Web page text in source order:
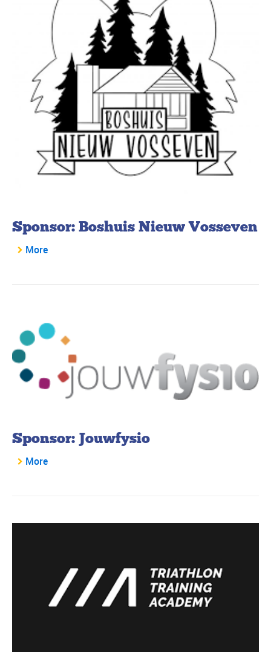
Sponsor: Boshuis Nieuw Vosseven
More
Sponsor: Jouwfysio
More